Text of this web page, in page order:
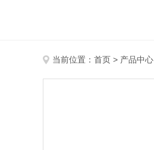
当前位置： 首页 > 产品中心